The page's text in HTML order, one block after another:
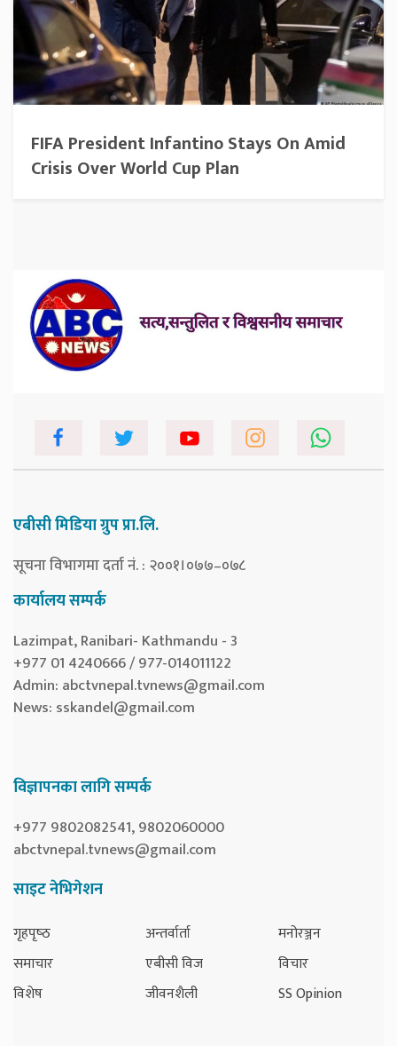
FIFA President Infantino Stays On Amid
Crisis Over World Cup Plan
एबीसी मिडिया ग्रुप प्रा.लि.
सूचना विभागमा दर्ता नं. : २००१।०७७–०७८
कार्यालय सम्पर्क
Lazimpat, Ranibari- Kathmandu - 3
+977 01 4240666 / 977-014011122
Admin: abctvnepal.tvnews@gmail.com
News: sskandel@gmail.com
विज्ञापनका लागि सम्पर्क
+977 9802082541, 9802060000
abctvnepal.tvnews@gmail.com
साइट नेभिगेशन
गृहपृष्‍ठ
समाचार
विशेष
अन्तर्वार्ता
एबीसी विज
जीवनशैली
मनोरञ्जन
विचार
SS Opinion